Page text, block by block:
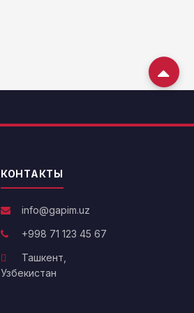
КОНТАКТЫ
info@gapim.uz
+998 71 123 45 67
Ташкент,
Узбекистан